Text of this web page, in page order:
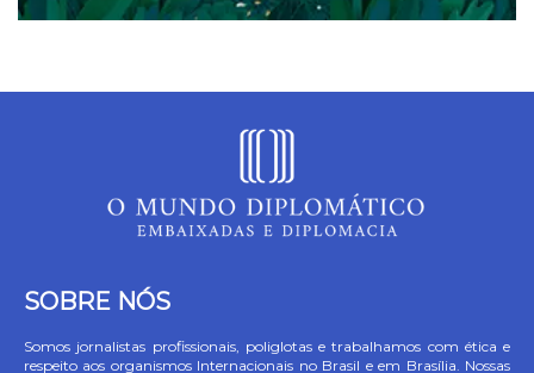
SOBRE NÓS
Somos jornalistas profissionais, poliglotas e trabalhamos com ética e
respeito aos organismos Internacionais no Brasil e em Brasília. Nossas